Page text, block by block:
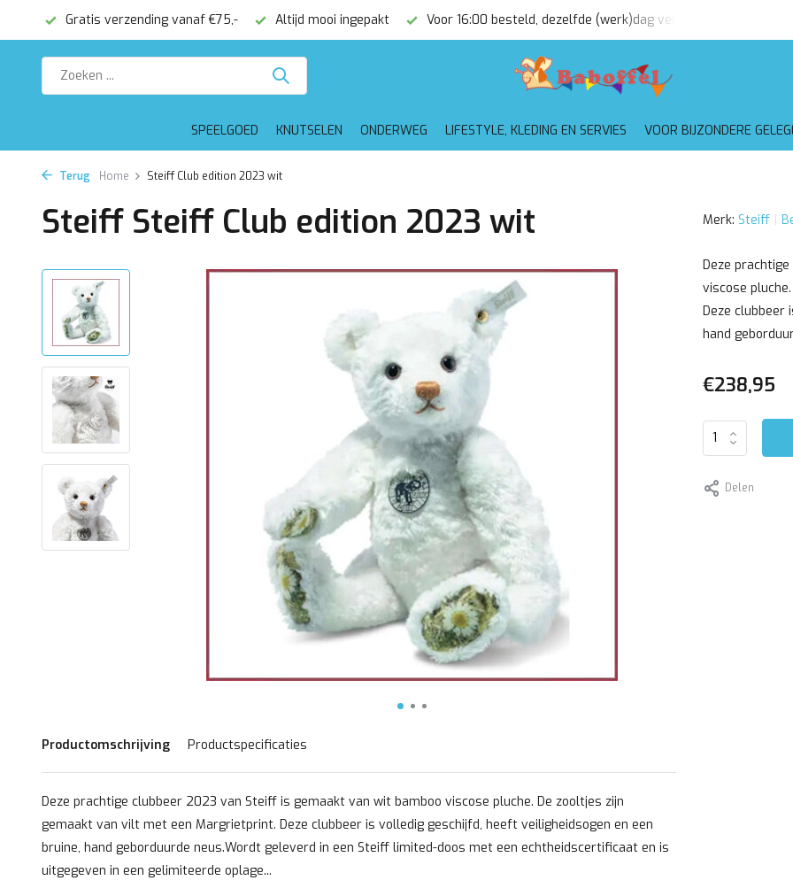
Gratis verzending vanaf €75,- Altijd mooi ingepakt Voor 16:00 besteld, dezelfde (werk)dag verzonden
SPEELGOED KNUTSELEN ONDERWEG LIFESTYLE, KLEDING EN SERVIES VOOR BIJZONDERE
Terug Home Steiff Club edition 2023 wit
Steiff Steiff Club edition 2023 wit
Productomschrijving Productspecificaties
Deze prachtige clubbeer 2023 van Steiff is gemaakt van wit bamboo viscose pluche. De zooltjes zijn
gemaakt van vilt met een Margrietprint. Deze clubbeer is volledig geschijfd, heeft veiligheidsogen en een
bruine, hand geborduurde neus.Wordt geleverd in een Steiff limited-doos met een echtheidscertificaat en is
uitgegeven in een gelimiteerde oplage...
Merk: Steiff
Deze
viscose
Deze clubbeer
hand
€238,95
Delen